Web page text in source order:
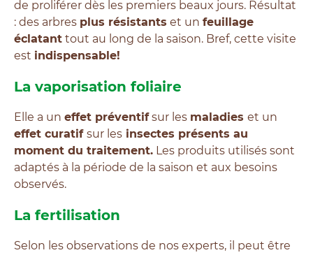
de proliférer dès les premiers beaux jours. Résultat
: des arbres plus résistants et un feuillage
éclatant tout au long de la saison. Bref, cette visite
est indispensable!
La vaporisation foliaire
Elle a un effet préventifsur les maladies et un
effet curatif sur les insectes présents au
moment du traitement. Les produits utilisés sont
adaptés à la période de la saison et aux besoins
observés.
La fertilisation
Selon les observations de nos experts, il peut être